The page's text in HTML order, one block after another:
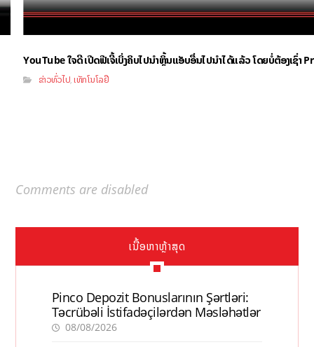
YouTube ໃຈດີ ເປີດຟີເຈີ້ເບິ່ງຄິບໄປນຳຫຼິ້ນແອັບອື່ນໄປນຳໄດ້ແລ້ວ ໂດຍບໍ່ຕ້ອງເຊົ່າ
ຂ່າວທົ່ວໄປ,ເທັກໂນໂລຢີ
Comments are disabled
ເນື້ອຫາຫຼ້າສຸດ
Pinco Depozit Bonuslarının Şərtləri:
Təcrübəli İstifadəçilərdən Məsləhətlər
08/08/2026